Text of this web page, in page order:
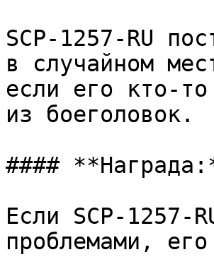
SCP-1257-RU
в случайном
если его кто-
из боеголовок.
####
Если SCP-1257-
проблемами,